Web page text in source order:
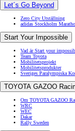
Let´s Go Beyond
Zero City Utställning
adidas Stockholm
Start Your Impossible
Vad är Start your
Team Toyota
Mobilitetsprojekt
Mobilitetsprodukter
Sveriges Paralympiska
TOYOTA GAZOO
Om TOYOTA GAZOO
WRC
WEC
Dakar
Rally Sweden